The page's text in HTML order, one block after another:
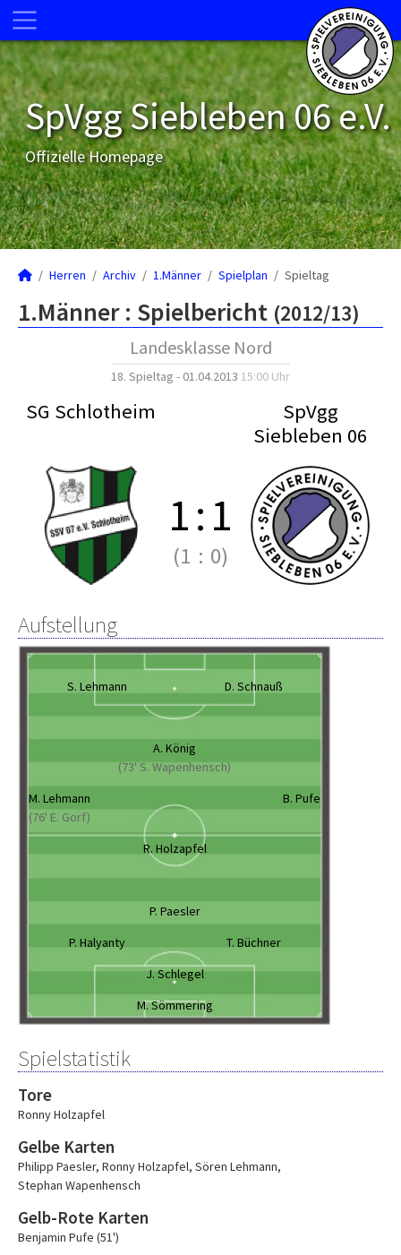
SpVgg Siebleben 06 e.V.
Offizielle Homepage
Herren Archiv 1.Männer Spielplan Spieltag
1.Männer : Spielbericht (2012/13)
Landesklasse Nord
18. Spieltag - 01.04.2013 15:00 Uhr
SG Schlotheim
SpVgg
Siebleben 06
1:1
(1 : 0)
Aufstellung
S. Lehmann D. Schnauß
A. König
(73' S. Wapenhensch)
M. Lehmann
(76' E. Gorf)
B. Pufe
R. Holzapfel
P. Paesler
P. Halyanty
T. Büchner
J. Schlegel
M. Sömmering
Spielstatistik
Tore
Ronny Holzapfel
Gelbe Karten
Philipp Paesler, Ronny Holzapfel, Sören Lehmann,
Stephan Wapenhensch
Gelb-Rote Karten
Benjamin Pufe (51')